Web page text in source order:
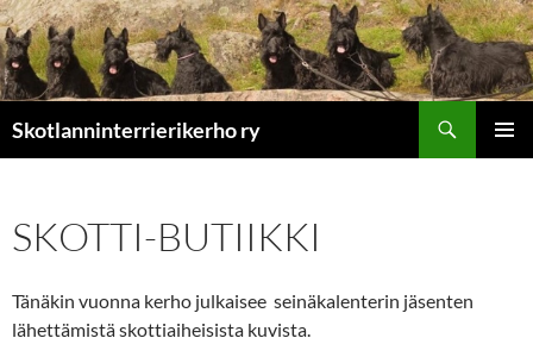
Skotlanninterrierikerho ry
SKOTTI-BUTIIKKI
Tänäkin vuonna kerho julkaisee seinäkalenterin jäsenten
lähettämistä skottiaiheisista kuvista.